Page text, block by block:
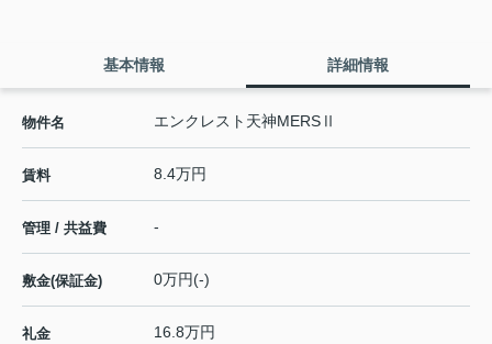
基本情報 詳細情報
物件名 エンクレスト天神MERSⅡ
賃料 8.4万円
管理 / 共益費 -
敷金(保証金) 0万円(-)
礼金 16.8万円